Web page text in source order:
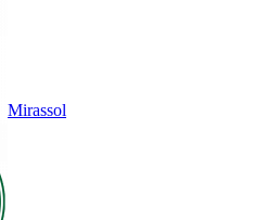
Mirassol